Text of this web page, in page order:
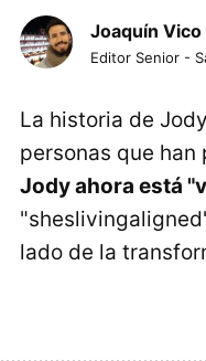
Joaquín Vico
Editor Senior -
La historia de
personas que
Jody ahora está
lado de la